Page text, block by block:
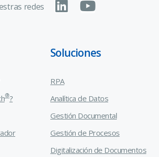
redes
®?
Soluciones
RPA
Analítica de Datos
Gestión Documental
Gestión de Procesos
Digitalización de Documentos